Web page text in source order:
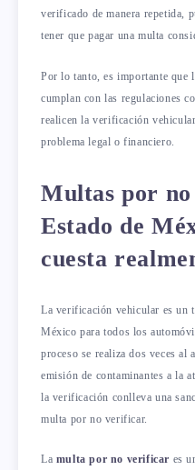
verificado de manera repetida,
tener que pagar una multa
Por lo tanto, es importante que
cumplan con las regulaciones
realicen la verificación
problema legal o financiero.
Multas por
Estado de
cuesta
La verificación vehicular es un
México para todos los
proceso se realiza dos veces
emisión de contaminantes a la
la verificación conlleva una
multa por no verificar.
La multa por no verificar es